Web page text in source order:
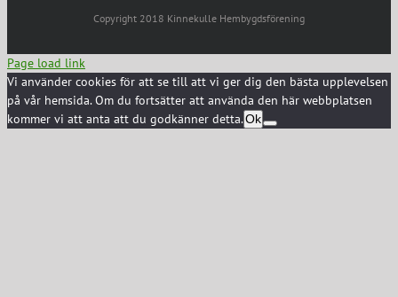
Copyright 2018 Kinnekulle Hembygdsförening
Page load link
Vi använder cookies för att se till att vi ger dig den bästa upplevelsen
på vår hemsida. Om du fortsätter att använda den här webbplatsen
kommer vi att anta att du godkänner detta.Ok